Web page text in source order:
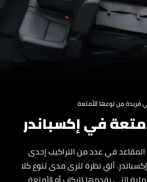
فريدة من نوعها للأمتعة
في إكسباندر
المقاعد في عدد من التراكيب إحدى
ألقِ نظرة لترى مدى تنوع كلا